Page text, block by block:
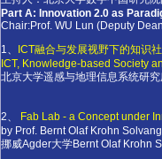
Part A: Innovation 2.0 as
Chair:Prof. WU Lun (Deputy
1、
ICT融合与发展视野下的知识
ICT, Knowledge-based Society
北京大学遥感与地理信息系统研
2、
Fab Lab - a Concept under
by Prof. Bernt Olaf Krohn Solvang
挪威Agder大学Bernt Olaf Krohn